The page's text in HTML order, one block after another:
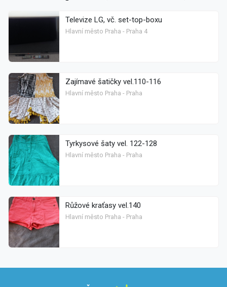
Televize LG, vč. set-top-boxu
Hlavní město Praha - Praha 4
Zajímavé šatičky vel.110-116
Hlavní město Praha - Praha
Tyrkysové šaty vel. 122-128
Hlavní město Praha - Praha
Růžové kraťasy vel.140
Hlavní město Praha - Praha